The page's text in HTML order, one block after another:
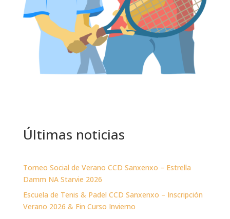
Últimas noticias
Torneo Social de Verano CCD Sanxenxo – Estrella
Damm NA Starvie 2026
Escuela de Tenis & Padel CCD Sanxenxo – Inscripción
Verano 2026 & Fin Curso Invierno